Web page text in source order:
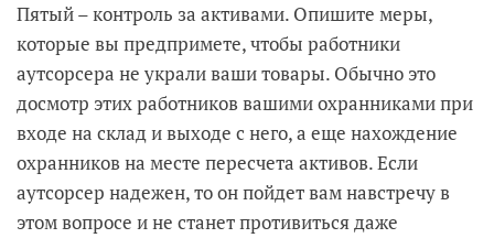
Пятый – контроль за активами. Опишите меры,
которые вы предпримете, чтобы работники
аутсорсера не украли ваши товары. Обычно это
досмотр этих работников вашими охранниками при
входе на склад и выходе с него, а еще нахождение
охранников на месте пересчета активов. Если
аутсорсер надежен, то он пойдет вам навстречу в
этом вопросе и не станет противиться даже